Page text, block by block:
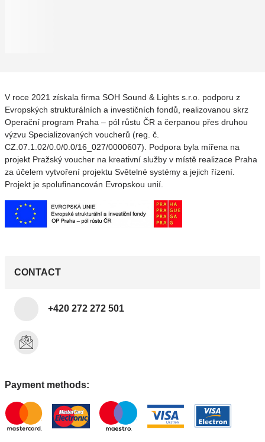
V roce 2021 získala firma SOH Sound & Lights s.r.o. podporu z
Evropských strukturálních a investičních fondů, realizovanou skrz
Operační program Praha – pól růstu ČR a čerpanou přes druhou
výzvu Specializovaných voucherů (reg. č.
CZ.07.1.02/0.0/0.0/16_027/0000607). Podpora byla mířena na
projekt Pražský voucher na kreativní služby v místě realizace Praha
za účelem vytvoření projektu Světelné systémy a jejich řízení.
Projekt je spolufinancován Evropskou unií.
CONTACT
+420 272 272 501
Payment methods: